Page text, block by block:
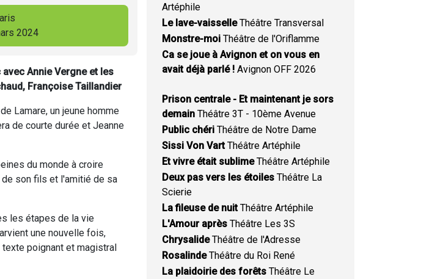
2024
Annie Vergne et les
Françoise Taillandier
Lamare, un jeune homme
de courte durée et Jeanne
du monde à croire
de son fils et l'amitié de sa
les étapes de la vie
une nouvelle fois,
poignant et magistral
Artéphile
Le lave-vaisselleThéâtre Transversal
Monstre-moi Théâtre de l'Oriflamme
Ca se joue à Avignon et on vous en
avait déjà parlé ! Avignon OFF 2026
Prison centrale - Et maintenant je sors
demain Théâtre 3T - 10ème Avenue
Public chéri Théâtre de Notre Dame
Sissi Von VartThéâtre Artéphile
Et vivre était sublimeThéâtre Artéphile
Deux pas vers les étoiles Théâtre La
Scierie
La fileuse de nuitThéâtre Artéphile
L'Amour après Théâtre Les 3S
ChrysalideThéâtre de l'Adresse
RosalindeThéâtre du Roi René
La plaidoirie des forêts Théâtre Le